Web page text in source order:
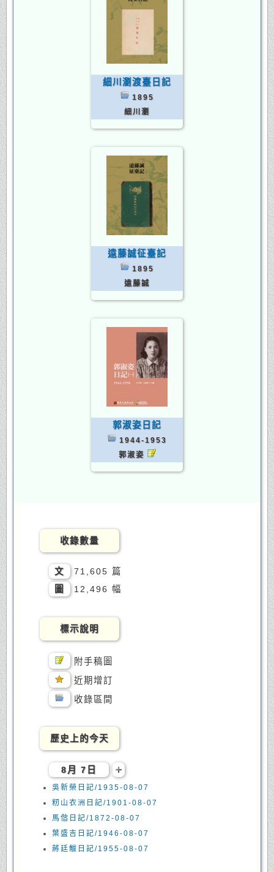
細川瀏渡臺日記
1895
細川瀏
遠藤誠征臺記
1895
遠藤誠
郭淑姿日記
1944-1953
郭淑姿
收錄數量
文
71,605 篇
圖
12,496 幅
標示說明
附手稿圖
近期增訂
收錄區間
歷史上的今天
8月 7日
吳新榮日記/1935-08-07
籾山衣洲日記/1901-08-07
馬偕日記/1872-08-07
葉盛吉日記/1946-08-07
蔣廷黻日記/1955-08-07